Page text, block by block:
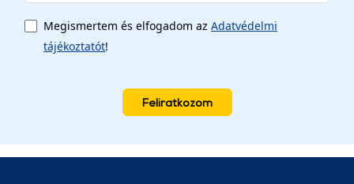
Megismertem és elfogadom az Adatvédelmi
tájékoztatót!
Feliratkozom